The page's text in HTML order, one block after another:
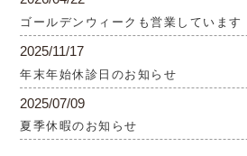
ゴールデンウィークも営業しています
2025/11/17
年末年始休診日のお知らせ
2025/07/09
夏季休暇のお知らせ